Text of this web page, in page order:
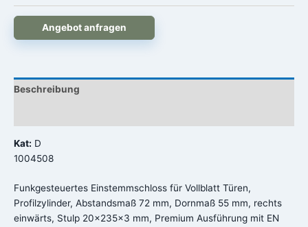
Angebot anfragen
Beschreibung
Kat: D
1004508
Funkgesteuertes Einstemmschloss für Vollblatt Türen,
Profilzylinder, Abstandsmaß 72 mm, Dornmaß 55 mm, rechts
einwärts, Stulp 20x235x3 mm, Premium Ausführung mit EN